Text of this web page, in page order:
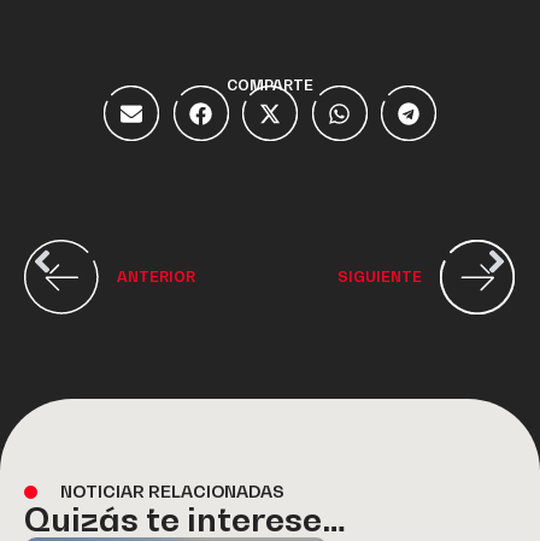
COMPARTE
ANTERIOR SIGUIENTE
NOTICIAR RELACIONADAS
Quizás te interese…